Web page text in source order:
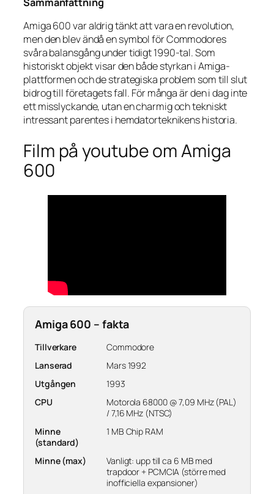
Amiga 600 var aldrig tänkt att vara en revolution,
men den blev ändå en symbol för Commodores
svåra balansgång under tidigt 1990-tal. Som
historiskt objekt visar den både styrkan i Amiga-
plattformen och de strategiska problem som till slut
bidrog till företagets fall. För många är den i dag inte
ett misslyckande, utan en charmig och tekniskt
intressant parentes i hemdatorteknikens historia.
Film på youtube om Amiga
600
Amiga 600 – fakta
Tillverkare
Commodore
Lanserad
Mars 1992
Utgången
1993
CPU
Motorola 68000 @ 7,09 MHz (PAL)
/ 7,16 MHz (NTSC)
Minne
(standard)
1 MB Chip RAM
Minne (max)
Vanligt: upp till ca 6 MB med
trapdoor + PCMCIA (större med
inofficiella expansioner)